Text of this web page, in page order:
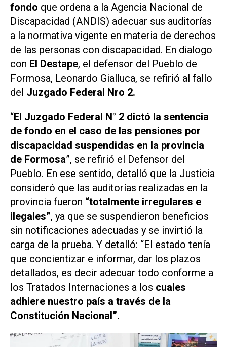
fondo que ordena a la Agencia Nacional de
Discapacidad (ANDIS) adecuar sus auditorías
a la normativa vigente en materia de derechos
de las personas con discapacidad. En dialogo
con El Destape, el defensor del Pueblo de
Formosa, Leonardo Gialluca, se refirió al fallo
del Juzgado Federal Nro 2.
“El Juzgado Federal N° 2 dictó la sentencia
de fondo en el caso de las pensiones por
discapacidad suspendidas en la provincia
de Formosa”, se refirió el Defensor del
Pueblo. En ese sentido, detalló que la Justicia
consideró que las auditorías realizadas en la
provincia fueron “totalmente irregulares e
ilegales”, ya que se suspendieron beneficios
sin notificaciones adecuadas y se invirtió la
carga de la prueba. Y detalló: “El estado tenía
que concientizar e informar, dar los plazos
detallados, es decir adecuar todo conforme a
los Tratados Internaciones a los cuales
adhiere nuestro país a través de la
Constitución Nacional”.